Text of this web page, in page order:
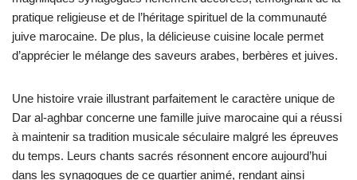
pratique religieuse et de l’héritage spirituel de la communauté
juive marocaine. De plus, la délicieuse cuisine locale permet
d’apprécier le mélange des saveurs arabes, berbères et juives.
Une histoire vraie illustrant parfaitement le caractère unique de
Dar al-aghbar concerne une famille juive marocaine qui a réussi
à maintenir sa tradition musicale séculaire malgré les épreuves
du temps. Leurs chants sacrés résonnent encore aujourd’hui
dans les synagogues de ce quartier animé, rendant ainsi